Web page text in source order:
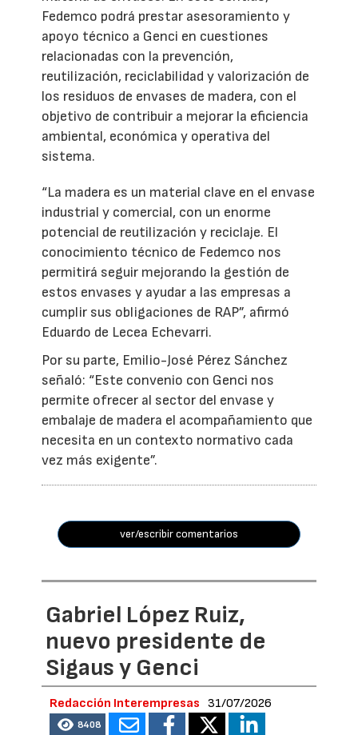
Fedemco podrá prestar asesoramiento y
apoyo técnico a Genci en cuestiones
relacionadas con la prevención,
reutilización, reciclabilidad y valorización de
los residuos de envases de madera, con el
objetivo de contribuir a mejorar la eficiencia
ambiental, económica y operativa del
sistema.
“La madera es un material clave en el envase
industrial y comercial, con un enorme
potencial de reutilización y reciclaje. El
conocimiento técnico de Fedemco nos
permitirá seguir mejorando la gestión de
estos envases y ayudar a las empresas a
cumplir sus obligaciones de RAP”, afirmó
Eduardo de Lecea Echevarri.
Por su parte, Emilio-José Pérez Sánchez
señaló: “Este convenio con Genci nos
permite ofrecer al sector del envase y
embalaje de madera el acompañamiento que
necesita en un contexto normativo cada
vez más exigente”.
ver/escribir comentarios
Gabriel López Ruiz,
nuevo presidente de
Sigaus y Genci
Redacción Interempresas 31/07/2026
8408